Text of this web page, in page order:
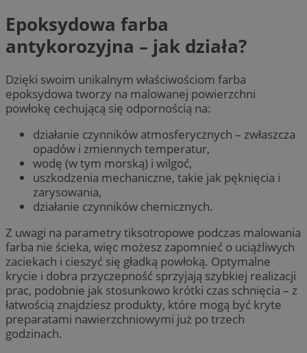
Epoksydowa farba
antykorozyjna – jak działa?
Dzięki swoim unikalnym właściwościom farba
epoksydowa tworzy na malowanej powierzchni
powłokę cechującą się odpornością na:
działanie czynników atmosferycznych – zwłaszcza
opadów i zmiennych temperatur,
wodę (w tym morską) i wilgoć,
uszkodzenia mechaniczne, takie jak pęknięcia i
zarysowania,
działanie czynników chemicznych.
Z uwagi na parametry tiksotropowe podczas malowania
farba nie ścieka, więc możesz zapomnieć o uciążliwych
zaciekach i cieszyć się gładką powłoką. Optymalne
krycie i dobra przyczepność sprzyjają szybkiej realizacji
prac, podobnie jak stosunkowo krótki czas schnięcia – z
łatwością znajdziesz produkty, które mogą być kryte
preparatami nawierzchniowymi już po trzech
godzinach.